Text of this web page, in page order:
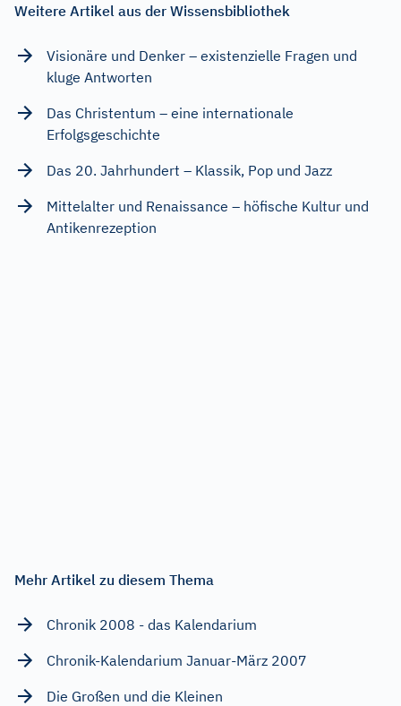
Weitere Artikel aus der Wissensbibliothek
Visionäre und Denker – existenzielle Fragen und
kluge Antworten
Das Christentum – eine internationale
Erfolgsgeschichte
Das 20. Jahrhundert – Klassik, Pop und Jazz
Mittelalter und Renaissance – höfische Kultur und
Antikenrezeption
Mehr Artikel zu diesem Thema
Chronik 2008 - das Kalendarium
Chronik-Kalendarium Januar-März 2007
Die Großen und die Kleinen